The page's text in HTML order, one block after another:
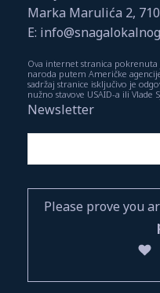
Marka Marulića 2,
E:
Ova internet stranica
naroda putem Američke
sadržaj stranice isključivo je
nužno stavove USAID-a ili Vlade
Newsletter
Please prove you